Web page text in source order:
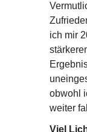
ich mir
obwohl
weiter
Viel